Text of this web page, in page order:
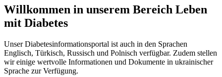
Willkommen in unserem Bereich Leben
mit Diabetes
Unser Diabetesinformationsportal ist auch in den Sprachen
Englisch, Türkisch, Russisch und Polnisch verfügbar. Zudem stellen
wir einige wertvolle Informationen und Dokumente in ukrainischer
Sprache zur Verfügung.